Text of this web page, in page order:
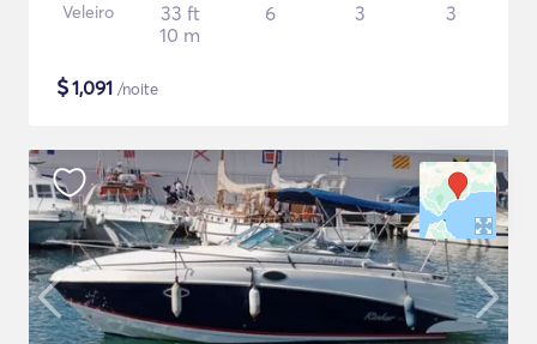
Veleiro
33 ft
10 m
6 3 3
$1,091 /noite